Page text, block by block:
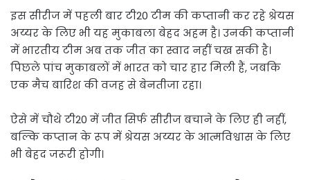
इस सीरीज में पहली बार टी20 टीम की कप्तानी कर रहे श्रेयस
अय्यर के लिए भी यह मुकाबला बेहद अहम है। उनकी कप्तानी
में भारतीय टीम अब तक जीत का स्वाद नहीं चख सकी है।
पिछले पांच मुकाबलों में भारत को चार हार मिली हैं, जबकि
एक मैच बारिश की वजह से बेनतीजा रहा।
ऐसे में चौथे टी20 में जीत सिर्फ सीरीज बचाने के लिए ही नहीं,
बल्कि कप्तान के रूप में श्रेयस अय्यर के आत्मविश्वास के लिए
भी बेहद जरूरी होगी।